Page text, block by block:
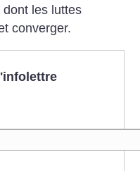
les luttes
converger.